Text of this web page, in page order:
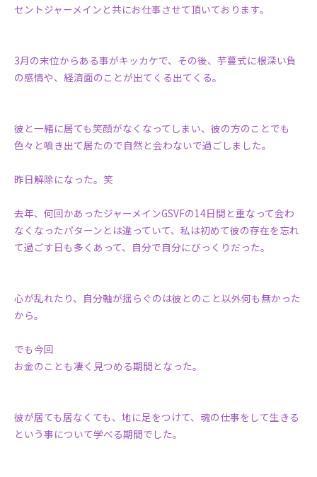
セントジャーメインと共にお仕事させて頂いております。
3月の末位からある事がキッカケで、その後、芋蔓式に根深い負
の感情や、経済面のことが出てくる出てくる。
彼と一緒に居ても笑顔がなくなってしまい、彼の方のことでも
色々と噴き出て居たので自然と会わないで過ごしました。
昨日解除になった。笑
去年、何回かあったジャーメインGSVFの14日間と重なって会わ
なくなったパターンとは違っていて、私は初めて彼の存在を忘れ
て過ごす日も多くあって、自分で自分にびっくりだった。
心が乱れたり、自分軸が揺らぐのは彼とのこと以外何も無かった
から。
でも今回
お金のことも凄く見つめる期間となった。
彼が居ても居なくても、地に足をつけて、魂の仕事をして生きる
という事について学べる期間でした。